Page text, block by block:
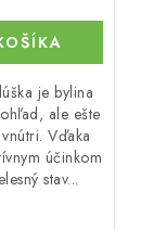
je bylina
ale ešte
Vďaka
účinkom
stav...